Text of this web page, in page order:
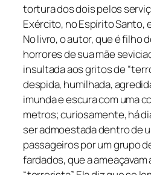
tortura dos dois pelos
Exército, no Espírito Santo,
No livro, o autor, que é filho
horrores de sua mãe
insultada aos gritos de
despida, humilhada,
imunda e escura com uma
metros; curiosamente, há
ser admoestada dentro de
passageiros por um grupo
fardados, que a